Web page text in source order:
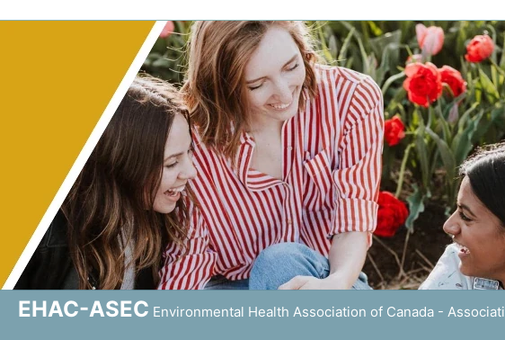
EHAC-ASEC Environmental Health Association of Canada -